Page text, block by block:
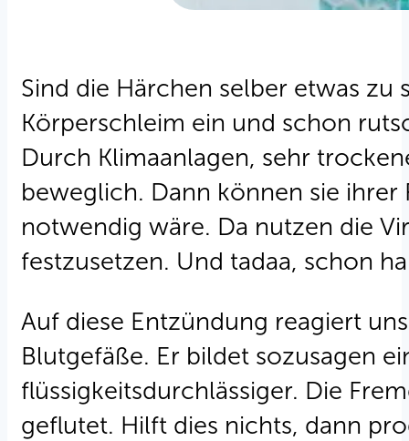
Sind die Härchen selber etwas zu
Körperschleim ein und schon
Durch Klimaanlagen, sehr
beweglich. Dann können sie ihrer
notwendig wäre. Da nutzen die
festzusetzen. Und tadaa, schon
Auf diese Entzündung reagiert
Blutgefäße. Er bildet sozusagen
flüssigkeitsdurchlässiger. Die
geflutet. Hilft dies nichts, dann